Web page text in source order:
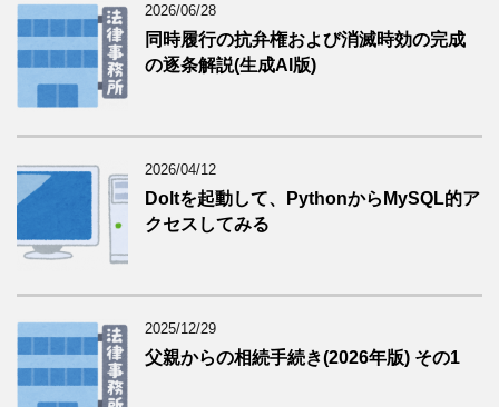
2026/06/28
同時履行の抗弁権および消滅時効の完成
の逐条解説(生成AI版)
2026/04/12
Doltを起動して、PythonからMySQL的ア
クセスしてみる
2025/12/29
父親からの相続手続き(2026年版) その1